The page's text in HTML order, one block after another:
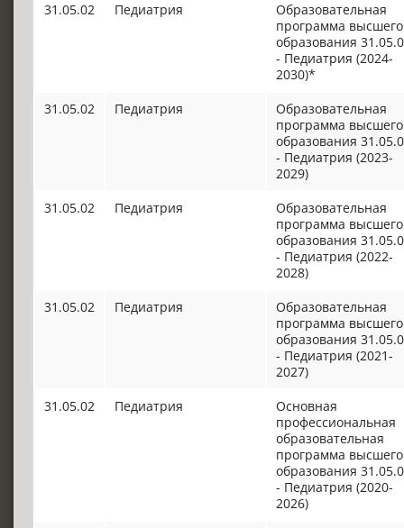
31.05.02
Педиатрия
Образовательная
программа высшего
образования
- Педиатрия (2024-
2030)*
31.05.02
Педиатрия
Образовательная
программа высшего
образования
- Педиатрия (2023-
2029)
31.05.02
Педиатрия
Образовательная
программа высшего
образования
- Педиатрия (2022-
2028)
31.05.02
Педиатрия
Образовательная
программа высшего
образования
- Педиатрия (2021-
2027)
31.05.02
Педиатрия
Основная
профессиональная
образовательная
программа высшего
образования
- Педиатрия (2020-
2026)